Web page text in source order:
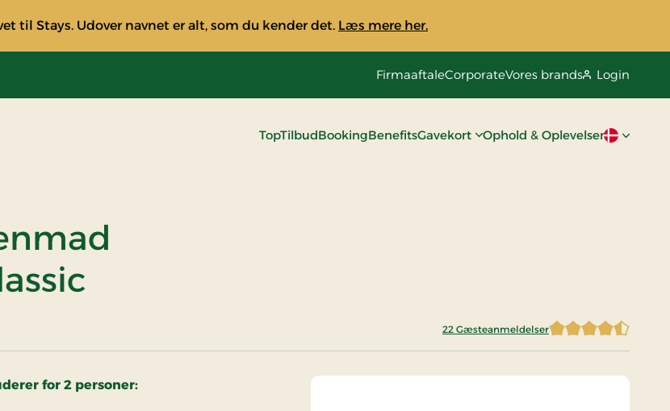
til Stays. Udover navnet er alt, som du kender det. Læs mere her.
FirmaaftaleCorporateVores brands Login
TopTilbudBookingBenefitsGavekort Ophold & OplevelserAktivt
22 Gæsteanmeldelser
for 2 personer: